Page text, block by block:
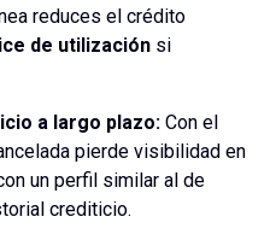
reduces el crédito
de utilización si
a largo plazo: Con el
pierde visibilidad en
un perfil similar al de
crediticio.